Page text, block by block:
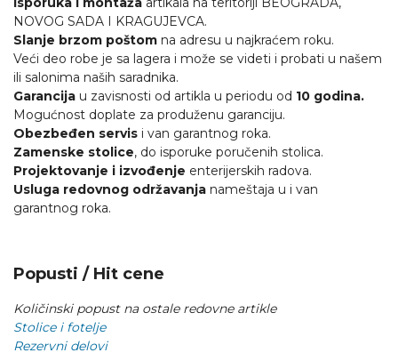
NOVOG SADA I KRAGUJEVCA.
Slanje brzom poštom na adresu u najkraćem roku.
Veći deo robe je sa lagera i može se videti i probati u našem
ili salonima naših saradnika.
Garancija u zavisnosti od artikla u periodu od 10 godina.
Mogućnost doplate za produženu garanciju.
Obezbeđen servis i van garantnog roka.
Zamenske stolice, do isporuke poručenih stolica.
Projektovanje i izvođenje enterijerskih radova.
Usluga redovnog održavanja nameštaja u i van
garantnog roka.
Popusti / Hit cene
Količinski popust na ostale redovne artikle
Stolice i fotelje
Rezervni delovi